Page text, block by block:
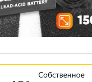
Собственное